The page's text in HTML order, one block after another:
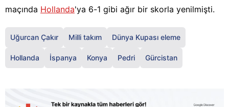
maçında Hollanda'ya 6-1 gibi ağır bir skorla yenilmişti.
Uğurcan Çakır Milli takım Dünya Kupası eleme
Hollanda İspanya Konya Pedri Gürcistan